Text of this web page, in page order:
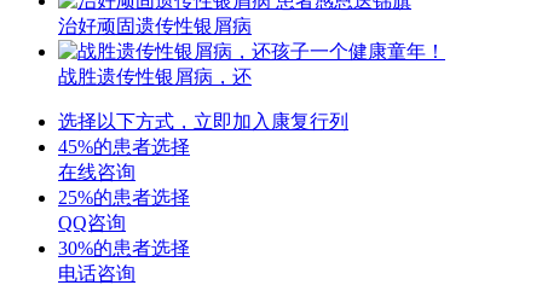
治好顽固遗传性银屑病
战胜遗传性银屑病，还
选择以下方式，立即加入康复行列
45%的患者选择
在线咨询
25%的患者选择
QQ咨询
30%的患者选择
电话咨询